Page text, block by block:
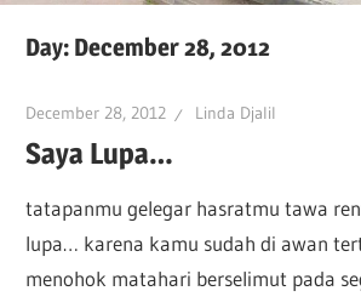
Day: December 28, 2012
December 28, 2012 Linda Djalil
Saya Lupa…
tatapanmu gelegar hasratmu tawa
lupa… karena kamu sudah di awan
menohok matahari berselimut pada